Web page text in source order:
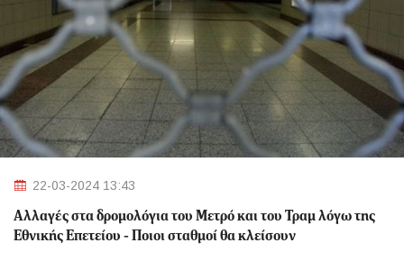
22-03-2024 13:43
Αλλαγές στα δρομολόγια του Μετρό και του Τραμ λόγω της
Εθνικής Επετείου - Ποιοι σταθμοί θα κλείσουν